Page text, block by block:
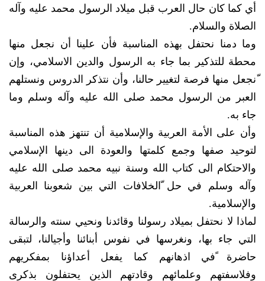
أي كما كان حال العرب قبل ميلاد الرسول محمد عليه وآله
الصلاة والسلام.
وما دمنا نحتفل بهذه المناسبة فأن علينا أن نجعل منها
محطة للتذكير بما جاء به الرسول والدين الاسلامي، وإن
ّنجعل منها فرصة لتغيير حالنا، وأن نتذكر الدروس ونستلهم
العبر من الرسول محمد صلى الله عليه وآله وسلم وما
جاء به.
وأن على الأمة العربية والإسلامية أن تنتهز هذه المناسبة
لتوحيد صفها وجمع كلمتها والعودة الى دينها الإسلامي
والاحتكام الى كتاب الله وسنة نبيه محمد صلى الله عليه
وآله وسلم في حل ّالخلافات التي بين شعوبنا العربية
والإسلامية.
لماذا لا نحتفل بميلاد رسولنا وقائدنا ونحيي سنته والرسالة
التي جاء بها، ونغرسها في نفوس أبنائنا وأجيالنا، لتبقى
حاضرة ًفي اذهانهم كما يفعل أعداؤنا بمفكريهم
وفلاسفتهم وعلمائهم وقادتهم الذين يحتفلون بذكرى